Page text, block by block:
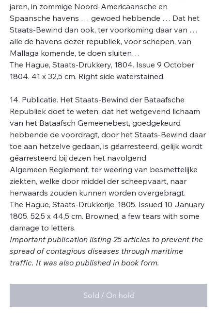
jaren, in zommige Noord-Americaansche en
Spaansche havens … gewoed hebbende … Dat het
Staats-Bewind dan ook, ter voorkoming daar van …
alle de havens dezer republiek, voor schepen, van
Mallaga komende, te doen sluiten…
The Hague, Staats-Drukkery, 1804. Issue 9 October
1804. 41 x 32,5 cm. Right side waterstained.
14. Publicatie. Het Staats-Bewind der Bataafsche
Republiek doet te weten: dat het wetgevend lichaam
van het Bataafsch Gemeenebest, goedgekeurd
hebbende de voordragt, door het Staats-Bewind daar
toe aan hetzelve gedaan, is gëarresteerd, gelijk wordt
gëarresteerd bij dezen het navolgend
Algemeen Reglement, ter weering van besmettelijke
ziekten, welke door middel der scheepvaart, naar
herwaards zouden kunnen worden overgebragt.
The Hague, Staats-Drukkerije, 1805. Issued 10 January
1805. 52,5 x 44,5 cm. Browned, a few tears with some
damage to letters.
Important publication listing 25 articles to prevent the
spread of contagious diseases through maritime
traffic. It was also published in book form.
Sold / On hold